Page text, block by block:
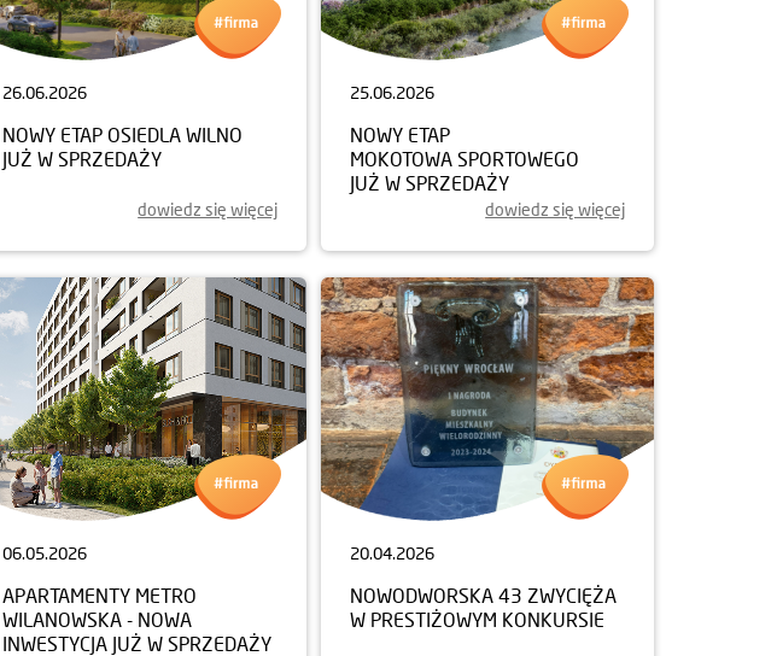
26.06.2026
NOWY ETAP OSIEDLA WILNO
JUŻ W SPRZEDAŻY
dowiedz się więcej
25.06.2026
NOWY ETAP
MOKOTOWA SPORTOWEGO
JUŻ W SPRZEDAŻY
dowiedz się więcej
06.05.2026
APARTAMENTY METRO
WILANOWSKA - NOWA
INWESTYCJA JUŻ W SPRZEDAŻY
20.04.2026
NOWODWORSKA 43 ZWYCIĘŻA
W PRESTIŻOWYM KONKURSIE